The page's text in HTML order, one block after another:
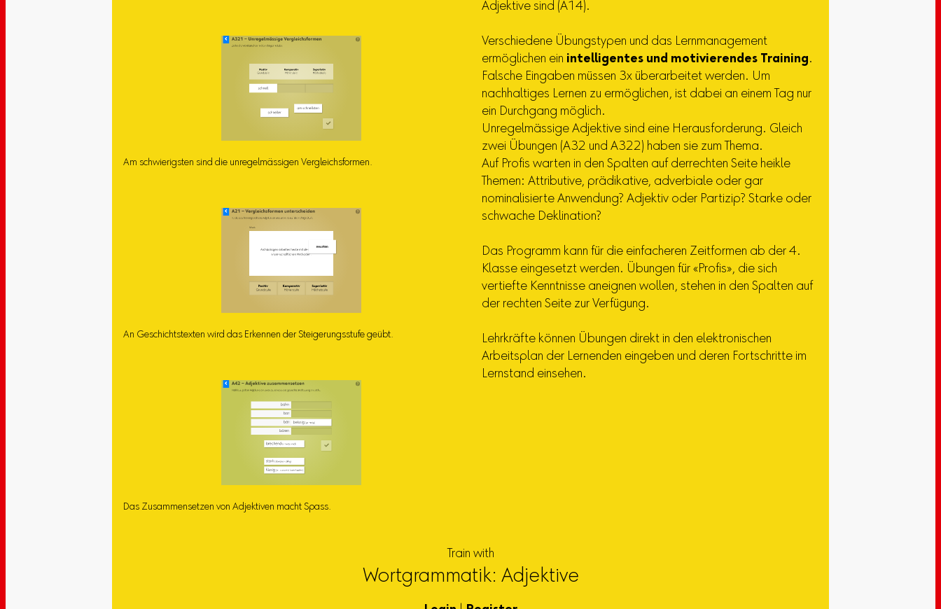
Am schwierigsten sind die unregelmässigen Vergleichsformen.
An Geschichtstexten wird das Erkennen der Steigerungsstufe geübt.
Das Zusammensetzen von Adjektiven macht Spass.
Adjektive sind (A14).
Verschiedene Übungstypen und das Lernmanagement
ermöglichen ein intelligentes und motivierendes Training.
Falsche Eingaben müssen 3x überarbeitet werden. Um
nachhaltiges Lernen zu ermöglichen, ist dabei an einem Tag nur
ein Durchgang möglich.
Unregelmässige Adjektive sind eine Herausforderung. Gleich
zwei Übungen (A32 und A322) haben sie zum Thema.
Auf Profis warten in den Spalten auf derrechten Seite heikle
Themen: Attributive, prädikative, adverbiale oder gar
nominalisierte Anwendung? Adjektiv oder Partizip? Starke oder
schwache Deklination?
Das Programm kann für die einfacheren Zeitformen ab der 4.
Klasse eingesetzt werden. Übungen für «Profis», die sich
vertiefte Kenntnisse aneignen wollen, stehen in den Spalten auf
der rechten Seite zur Verfügung.
Lehrkräfte können Übungen direkt in den elektronischen
Arbeitsplan der Lernenden eingeben und deren Fortschritte im
Lernstand einsehen.
Train with
Wortgrammatik: Adjektive